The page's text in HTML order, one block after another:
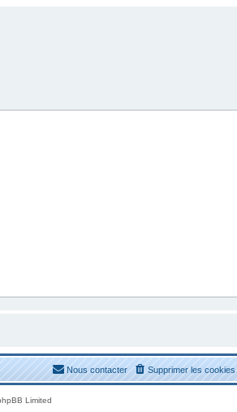
Supprimer les cookies
Nous contacter
Limited